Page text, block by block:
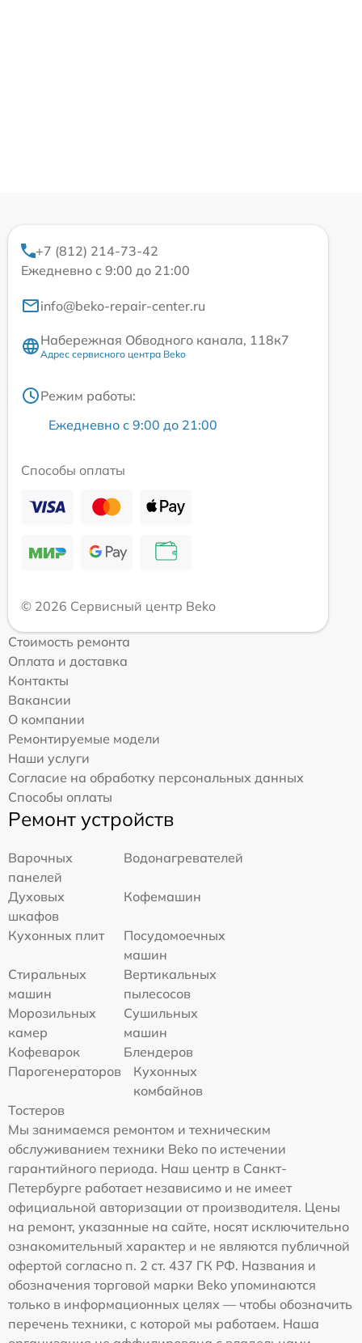
+7 (812) 214-73-42
Ежедневно с 9:00 до 21:00
info@beko-repair-center.ru
Набережная Обводного канала, 118к7
Адрес сервисного центра Beko
Режим работы:
Ежедневно с 9:00 до 21:00
Способы оплаты
© 2026 Сервисный центр Beko
Стоимость ремонта
Оплата и доставка
Контакты
Вакансии
О компании
Ремонтируемые модели
Наши услуги
Согласие на обработку персональных данных
Способы оплаты
Ремонт устройств
Варочных
панелей
Водонагревателей
Духовых
шкафов
Кофемашин
Кухонных плит
Посудомоечных
машин
Стиральных
машин
Вертикальных
пылесосов
Морозильных
камер
Сушильных
машин
Кофеварок
Блендеров
Парогенераторов
Кухонных
комбайнов
Тостеров
Мы занимаемся ремонтом и техническим
обслуживанием техники Beko по истечении
гарантийного периода. Наш центр в Санкт-
Петербурге работает независимо и не имеет
официальной авторизации от производителя. Цены
на ремонт, указанные на сайте, носят исключительно
ознакомительный характер и не являются публичной
офертой согласно п. 2 ст. 437 ГК РФ. Названия и
обозначения торговой марки Beko упоминаются
только в информационных целях — чтобы обозначить
перечень техники, с которой мы работаем. Наша